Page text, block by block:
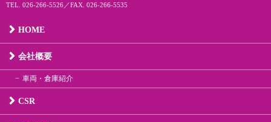
TEL. 026-266-5526／FAX. 026-266-5535
HOME
会社概要
車両・倉庫紹介
CSR